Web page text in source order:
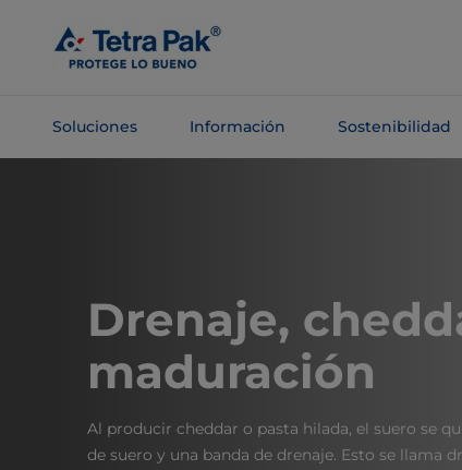
contenido
principal
Soluciones Información Sostenibilidad
Drenaje,
maduración
Al producir cheddar o pasta hilada, el suero se
de suero y una banda de drenaje. Esto se llama